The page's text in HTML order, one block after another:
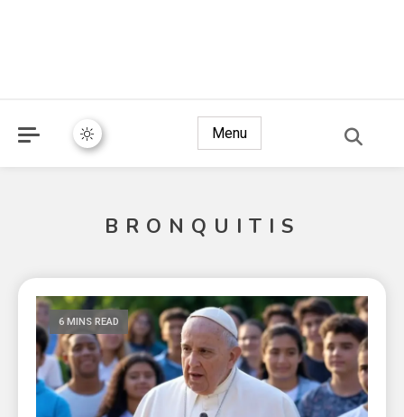
Menu
BRONQUITIS
6 MINS READ